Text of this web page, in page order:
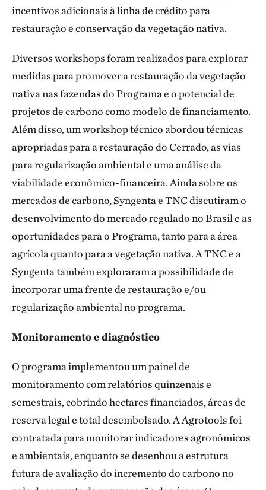
incentivos adicionais à linha de crédito para
restauração e conservação da vegetação nativa.
Diversos workshops foram realizados para explorar
medidas para promover a restauração da vegetação
nativa nas fazendas do Programa e o potencial de
projetos de carbono como modelo de financiamento.
Além disso, um workshop técnico abordou técnicas
apropriadas para a restauração do Cerrado, as vias
para regularização ambiental e uma análise da
viabilidade econômico-financeira. Ainda sobre os
mercados de carbono, Syngenta e TNC discutiram o
desenvolvimento do mercado regulado no Brasil e as
oportunidades para o Programa, tanto para a área
agrícola quanto para a vegetação nativa. A TNC e a
Syngenta também exploraram a possibilidade de
incorporar uma frente de restauração e/ou
regularização ambiental no programa.
Monitoramento e diagnóstico
O programa implementou um painel de
monitoramento com relatórios quinzenais e
semestrais, cobrindo hectares financiados, áreas de
reserva legal e total desembolsado. A Agrotools foi
contratada para monitorar indicadores agronômicos
e ambientais, enquanto se desenhou a estrutura
futura de avaliação do incremento do carbono no